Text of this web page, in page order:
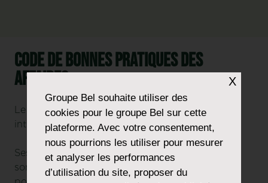
Code de Bonnes Pratiques des
Affaires
Le Groupe Bel exerce ses activités à l’échelle
internationale.
Ses collaborateurs et parties prenantes externes
sont confrontés à de nombreuses situations
X
Groupe Bel souhaite utiliser des
cookies pour le groupe Bel sur cette
plateforme. Avec votre consentement,
nous pourrions les utiliser pour mesurer
et analyser les performances
d’utilisation du site, proposer du